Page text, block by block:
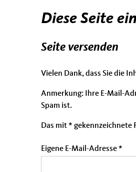
Diese Seite
Seite versenden
Vielen Dank, dass Sie die
Anmerkung: Ihre E-Mail-
Spam ist.
Das mit * gekennzeichnete
Eigene E-Mail-Adresse*